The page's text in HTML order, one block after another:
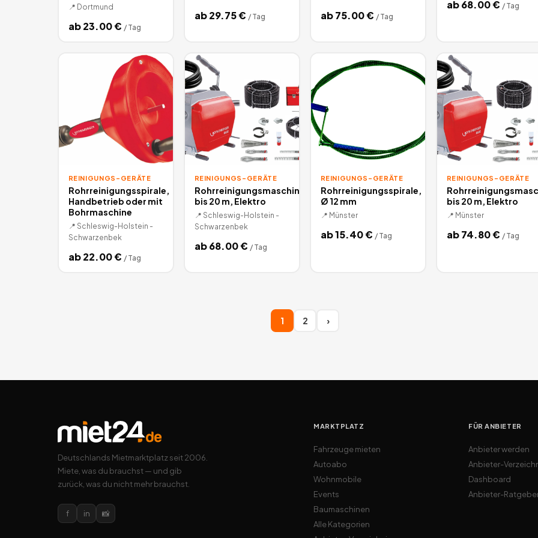
📍 Dortmund
ab23.00€ / Tag
ab29.75€ / Tag ab75.00€ / Tag
ab68.00€ / Tag
REINIGUNGS-GERÄTE
Rohrreinigungsspirale,
Handbetrieb oder mit
Bohrmaschine
📍 Schleswig-Holstein -
Schwarzenbek
ab22.00€ / Tag
REINIGUNGS-GERÄTE
Rohrreinigungsmaschine
bis 20 m, Elektro
📍 Schleswig-Holstein -
Schwarzenbek
ab68.00€ / Tag
REINIGUNGS-GERÄTE
Rohrreinigungsspirale,
Ø 12 mm
📍 Münster
ab15.40€ / Tag
REINIGUNGS-GERÄTE
bis 20 m, Elektro
📍 Münster
ab74.80€ / Tag
1 2 ›
Deutschlands Mietmarktplatz seit 2006.
Miete, was du brauchst — und gib
zurück, was du nicht mehr brauchst.
f in 📸
MARKTPLATZ
Fahrzeuge mieten
Autoabo
Wohnmobile
Events
Baumaschinen
Alle Kategorien
FÜR ANBIETER
Anbieter werden
Anbieter-
Dashboard
Anbieter-